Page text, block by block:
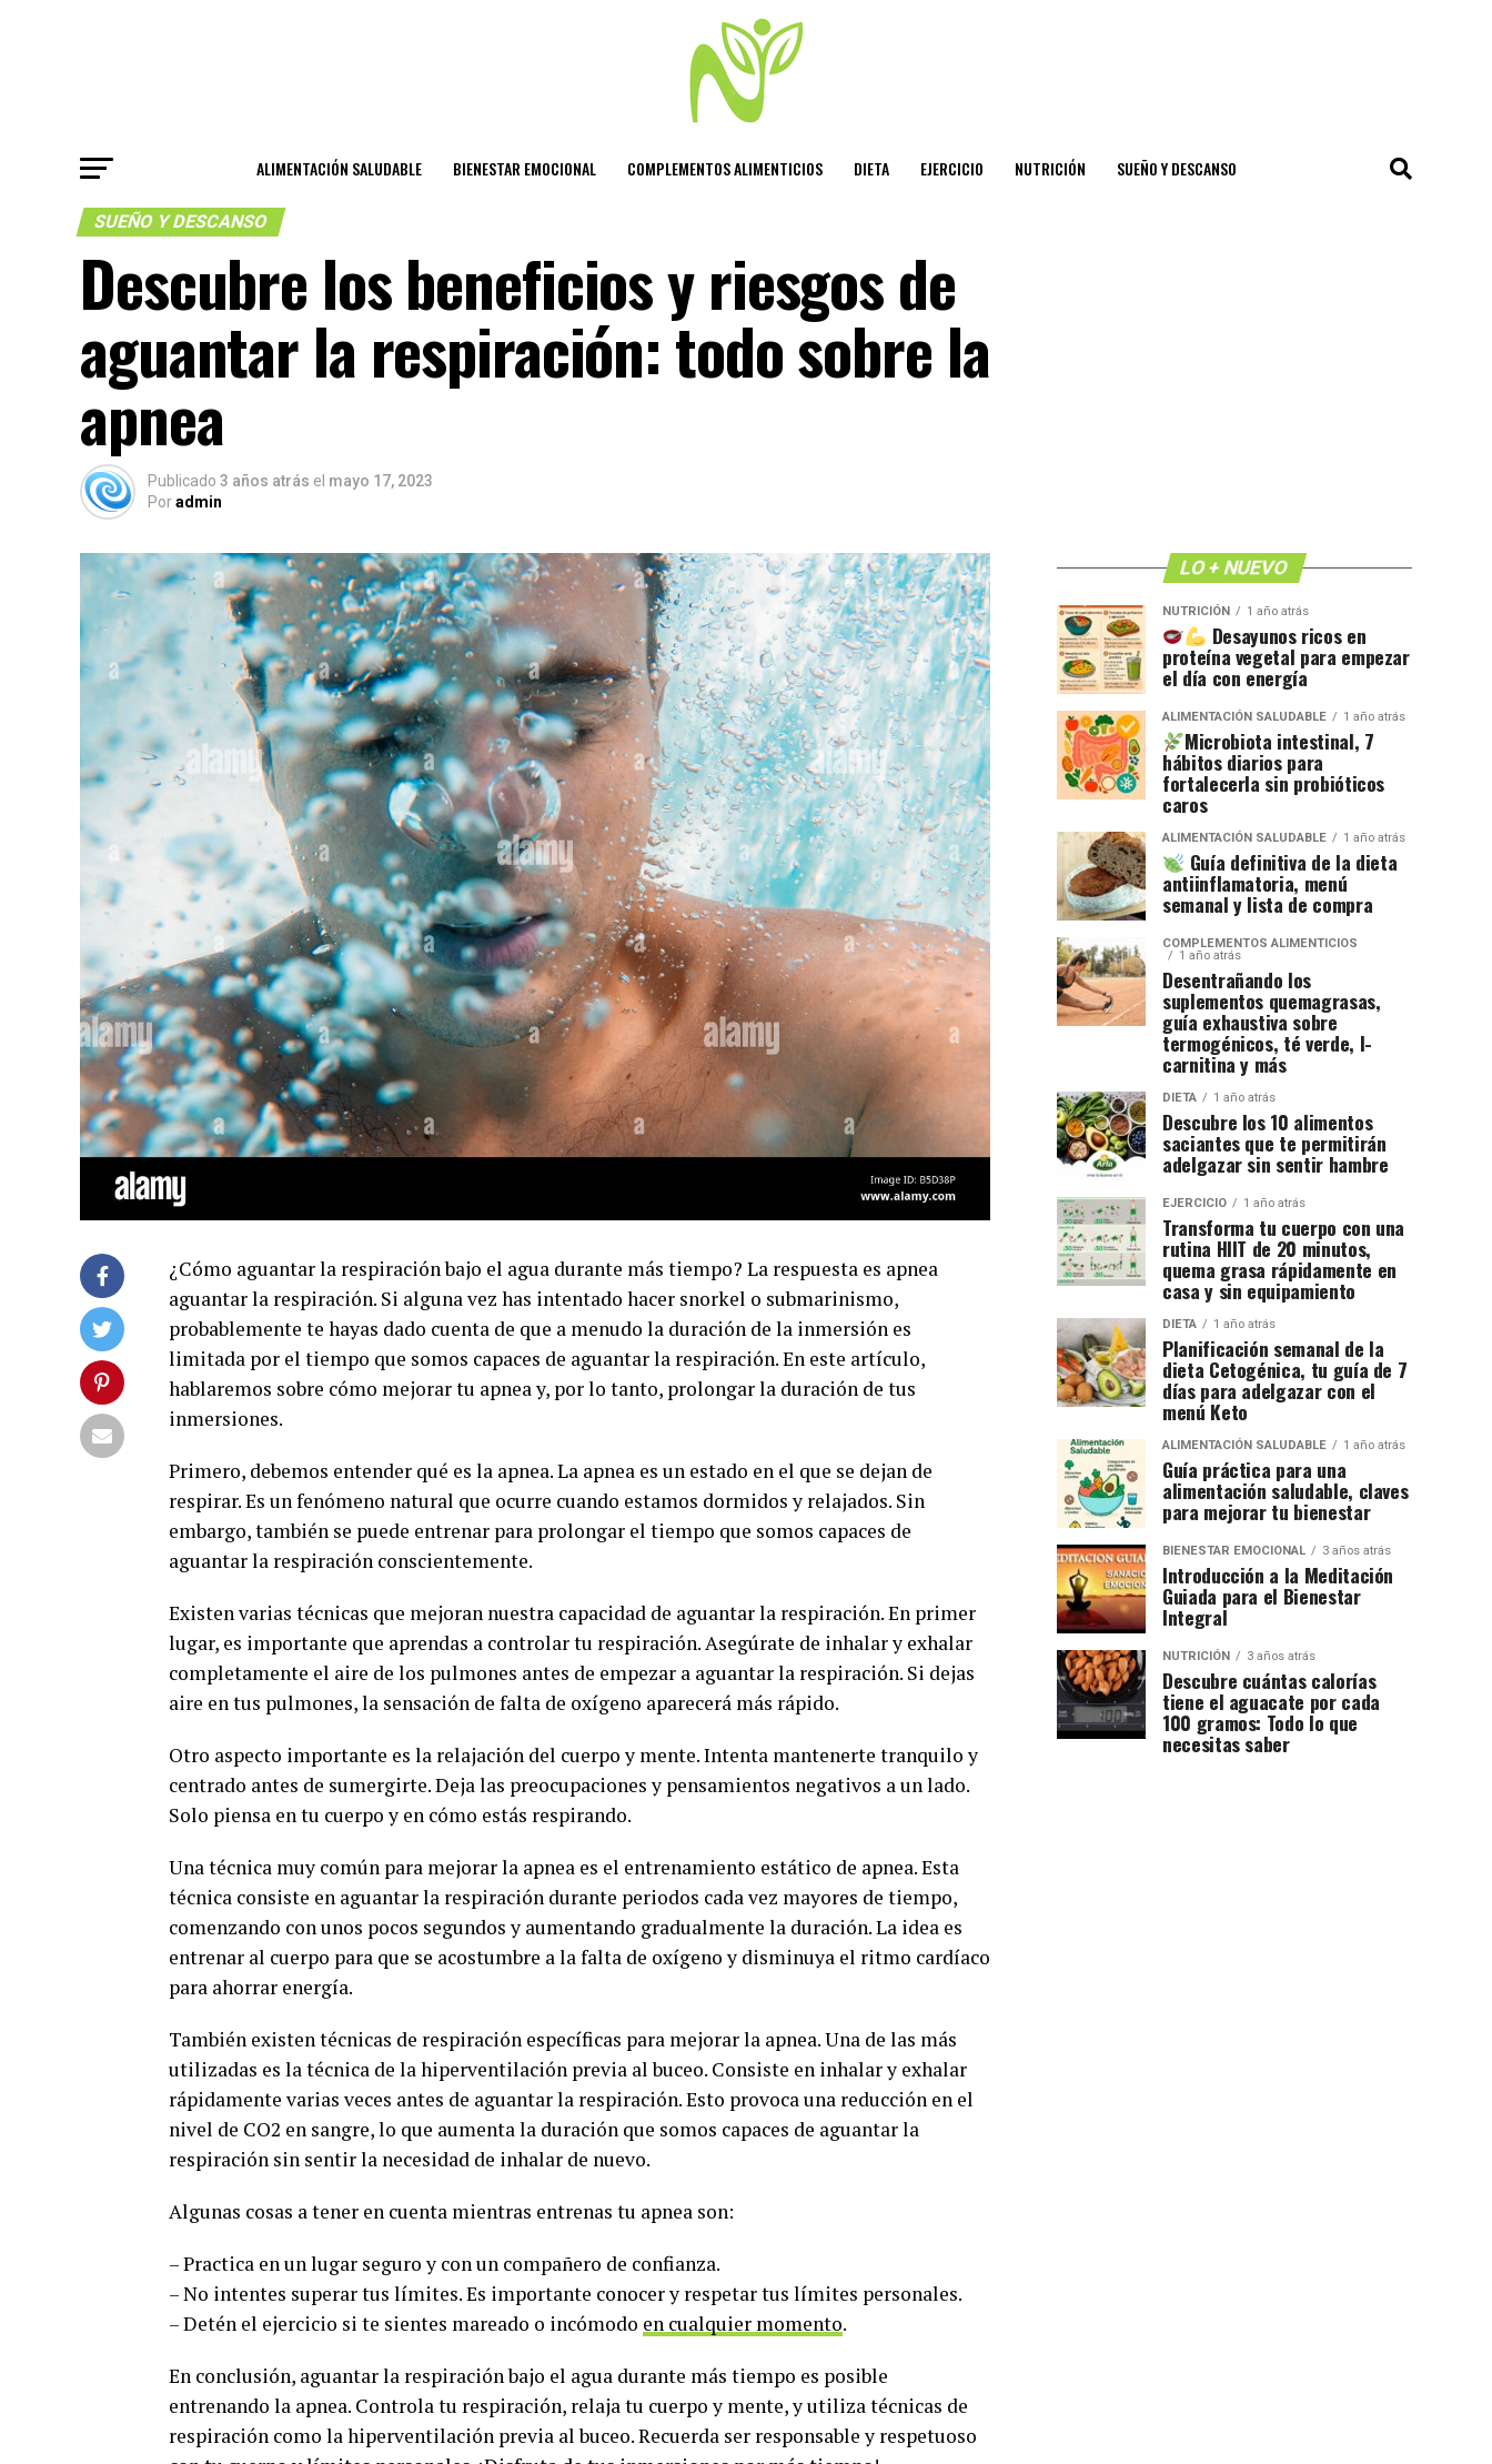
ALIMENTACIÓN SALUDABLE BIENESTAR EMOCIONAL COMPLEMENTOS ALIMENTICIOS DIETA EJERCICIO NUTRICIÓN SUEÑO Y DESCANSO
SUEÑO Y DESCANSO
Descubre los beneficios y riesgos de
aguantar la respiración: todo sobre la
apnea
Publicado 3 años atrás el mayo 17, 2023
Poradmin
¿Cómo aguantar la respiración bajo el agua durante más tiempo? La respuesta es apnea
aguantar la respiración. Si alguna vez has intentado hacer snorkel o submarinismo,
probablemente te hayas dado cuenta de que a menudo la duración de la inmersión es
limitada por el tiempo que somos capaces de aguantar la respiración. En este artículo,
hablaremos sobre cómo mejorar tu apnea y, por lo tanto, prolongar la duración de tus
inmersiones.
Primero, debemos entender qué es la apnea. La apnea es un estado en el que se dejan de
respirar. Es un fenómeno natural que ocurre cuando estamos dormidos y relajados. Sin
embargo, también se puede entrenar para prolongar el tiempo que somos capaces de
aguantar la respiración conscientemente.
Existen varias técnicas que mejoran nuestra capacidad de aguantar la respiración. En primer
lugar, es importante que aprendas a controlar tu respiración. Asegúrate de inhalar y exhalar
completamente el aire de los pulmones antes de empezar a aguantar la respiración. Si dejas
aire en tus pulmones, la sensación de falta de oxígeno aparecerá más rápido.
Otro aspecto importante es la relajación del cuerpo y mente. Intenta mantenerte tranquilo y
centrado antes de sumergirte. Deja las preocupaciones y pensamientos negativos a un lado.
Solo piensa en tu cuerpo y en cómo estás respirando.
Una técnica muy común para mejorar la apnea es el entrenamiento estático de apnea. Esta
técnica consiste en aguantar la respiración durante periodos cada vez mayores de tiempo,
comenzando con unos pocos segundos y aumentando gradualmente la duración. La idea es
entrenar al cuerpo para que se acostumbre a la falta de oxígeno y disminuya el ritmo cardíaco
para ahorrar energía.
También existen técnicas de respiración específicas para mejorar la apnea. Una de las más
utilizadas es la técnica de la hiperventilación previa al buceo. Consiste en inhalar y exhalar
rápidamente varias veces antes de aguantar la respiración. Esto provoca una reducción en el
nivel de CO2 en sangre, lo que aumenta la duración que somos capaces de aguantar la
respiración sin sentir la necesidad de inhalar de nuevo.
Algunas cosas a tener en cuenta mientras entrenas tu apnea son:
– Practica en un lugar seguro y con un compañero de confianza.
– No intentes superar tus límites. Es importante conocer y respetar tus límites personales.
– Detén el ejercicio si te sientes mareado o incómodo en cualquier momento.
En conclusión, aguantar la respiración bajo el agua durante más tiempo es posible
entrenando la apnea. Controla tu respiración, relaja tu cuerpo y mente, y utiliza técnicas de
respiración como la hiperventilación previa al buceo. Recuerda ser responsable y respetuoso
LO + NUEVO
NUTRICIÓN 1 año atrás
Desayunos ricos en
proteína vegetal para empezar
el día con energía
ALIMENTACIÓN SALUDABLE 1 año atrás
Microbiota intestinal, 7
hábitos diarios para
fortalecerla sin probióticos
caros
ALIMENTACIÓN SALUDABLE 1 año atrás
Guía definitiva de la dieta
antiinflamatoria, menú
semanal y lista de compra
COMPLEMENTOS ALIMENTICIOS
1 año atrás
Desentrañando los
suplementos quemagrasas,
guía exhaustiva sobre
termogénicos, té verde, l-
carnitina y más
DIETA 1 año atrás
Descubre los 10 alimentos
saciantes que te permitirán
adelgazar sin sentir hambre
EJERCICIO 1 año atrás
Transforma tu cuerpo con una
rutina HIIT de 20 minutos,
quema grasa rápidamente en
casa y sin equipamiento
DIETA 1 año atrás
Planificación semanal de la
dieta Cetogénica, tu guía de 7
días para adelgazar con el
menú Keto
ALIMENTACIÓN SALUDABLE 1 año atrás
Guía práctica para una
alimentación saludable, claves
para mejorar tu bienestar
BIENESTAR EMOCIONAL 3 años atrás
Introducción a la Meditación
Guiada para el Bienestar
Integral
NUTRICIÓN 3 años atrás
Descubre cuántas calorías
tiene el aguacate por cada
100 gramos: Todo lo que
necesitas saber